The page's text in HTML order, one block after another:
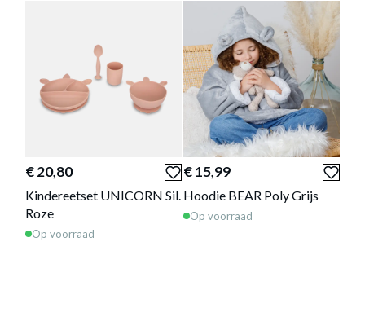
€ 20,80
Kindereetset UNICORN Sil.
Roze
Op voorraad
€ 15,99
Hoodie BEAR Poly Grijs
Op voorraad
Kussen UNICORN Eenhoorn Vk. Velvet Ass.
is toegevoegd aan je winkelmandje
KUSSEN UNICORN EENHOORN VK.